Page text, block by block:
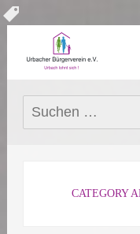
Suchen
nach:
CATEGORY